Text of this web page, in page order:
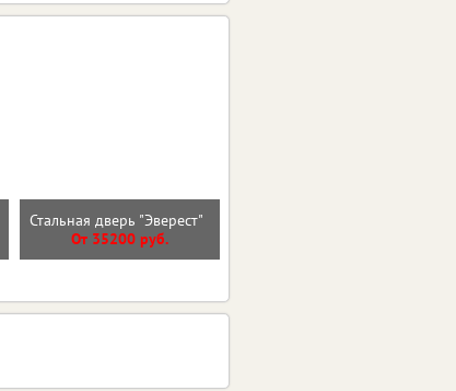
Стальная дверь "Эверест"
От 35200 руб.